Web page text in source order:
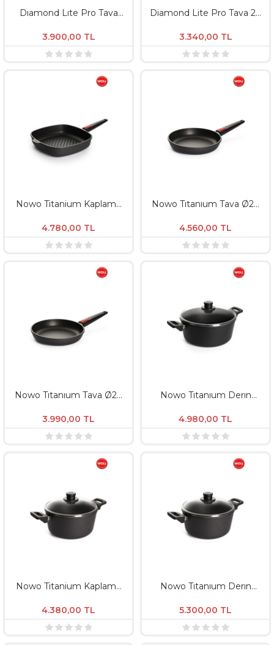
Dıamond Lıte Pro Tava
İndüksiyon
3.900,00 TL
Diamond Lite Pro Tava 24
3.340,00 TL
Nowo Titanium Kaplama
Tavası 28 CM Indüksiyon
4.780,00 TL
Nowo Tıtanıum Tava Ø28
Induksıyon
4.560,00 TL
Nowo Tıtanıum Tava Ø24
Induksıyon
3.990,00 TL
Nowo Tıtanıum Derın
12Cm Nt
4.980,00 TL
Nowo Titanium Kaplama
Derinlik 12 CM
4.380,00 TL
Nowo Tıtanıum Derın
12Cm İndüksiyon
5.300,00 TL